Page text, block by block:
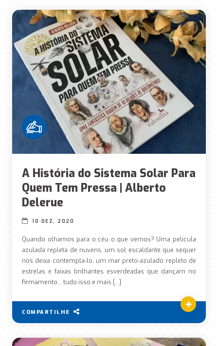
A História do Sistema Solar Para
Quem Tem Pressa | Alberto
Delerue
10 DEZ, 2020
Quando olhamos para o céu o que vemos? Uma película
azulada repleta de nuvens, um sol escaldante que sequer
nos deixa contempla-lo, um mar preto-azulado repleto de
estrelas e faixas brilhantes esverdeadas que dançam no
firmamento… tudo isso e mais […]
COMPARTILHE